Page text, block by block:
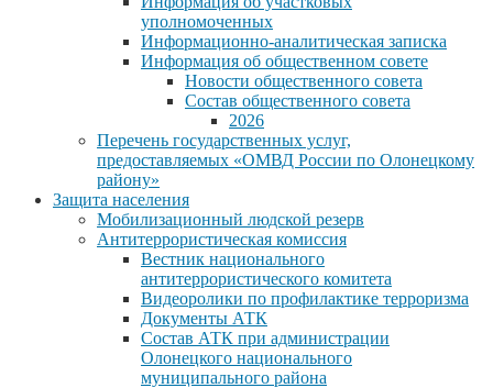
уполномоченных
Информационно-аналитическая записка
Информация об общественном совете
Новости общественного совета
Состав общественного совета
2026
Перечень государственных услуг,
предоставляемых «ОМВД России по Олонецкому
району»
Защита населения
Мобилизационный людской резерв
Антитеррористическая комиссия
Вестник национального
антитеррористического комитета
Видеоролики по профилактике терроризма
Документы АТК
Состав АТК при администрации
Олонецкого национального
муниципального района